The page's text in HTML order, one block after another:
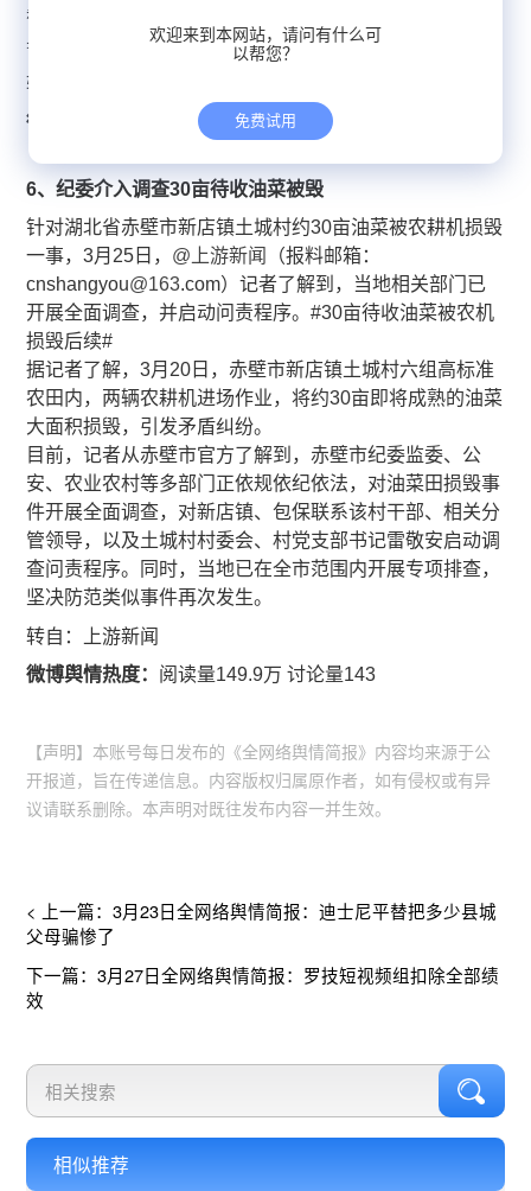
截至发稿前，记者注意到，该视频被重新上传，视频发布
者称“被下架了”。
​​转自：潇湘晨报
微博舆情热度：
阅读量304万 讨论量520
​6、纪委介入调查30亩待收油菜被毁
针对湖北省赤壁市新店镇土城村约30亩油菜被农耕机损毁
一事，3月25日， @上游新闻
（报料邮箱：
cnshangyou@163.com）记者了解到，当地相关部门已
开展全面调查，并启动问责程序。#30亩待收油菜被农机
损毁后续#
据记者了解，3月20日，赤壁市新店镇土城村六组高标准
农田内，两辆农耕机进场作业，将约30亩即将成熟的油菜
大面积损毁，引发矛盾纠纷。
目前，记者从赤壁市官方了解到，赤壁市纪委监委、公
安、农业农村等多部门正依规依纪依法，对油菜田损毁事
件开展全面调查，对新店镇、包保联系该村干部、相关分
管领导，以及土城村村委会、村党支部书记雷敬安启动调
查问责程序。同时，当地已在全市范围内开展专项排查，
坚决防范类似事件再次发生。
​​转自：上游新闻
微博舆情热度： 阅读量149.9万 讨论量143
【声明】本账号每日发布的《全网络舆情简报》内容均来源于公
开报道，旨在传递信息。内容版权归属原作者，如有侵权或有异
议请联系删除。本声明对既往发布内容一并生效。
< 上一篇：3月23日全网络舆情简报：迪士尼平替把多少县城
父母骗惨了
下一篇：3月27日全网络舆情简报：罗技短视频组扣除全部绩
效
相似推荐
欢迎来到本网站，请问有什么可
以帮您？
免费试用